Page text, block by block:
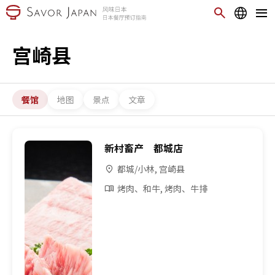
宫崎县
餐馆 地图 景点 文章
新村畜产 都城店
都城/小林, 宫崎县
烤肉、和牛, 烤肉、牛排